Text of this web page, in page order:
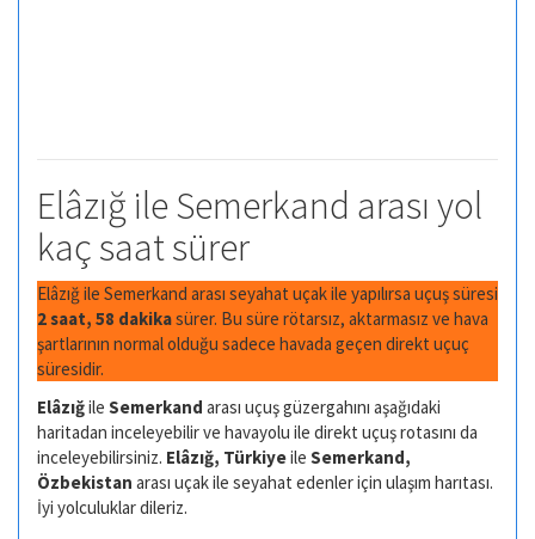
Elâzığ ile Semerkand arası yol
kaç saat sürer
Elâzığ ile Semerkand arası seyahat uçak ile yapılırsa uçuş süresi
2 saat, 58 dakikasürer. Bu süre rötarsız, aktarmasız ve hava
şartlarının normal olduğu sadece havada geçen direkt uçuç
süresidir.
Elâzığile Semerkand arası uçuş güzergahını aşağıdaki
haritadan inceleyebilir ve havayolu ile direkt uçuş rotasını da
inceleyebilirsiniz. Elâzığ, Türkiyeile Semerkand,
Özbekistan arası uçak ile seyahat edenler için ulaşım harıtası.
İyi yolculuklar dileriz.